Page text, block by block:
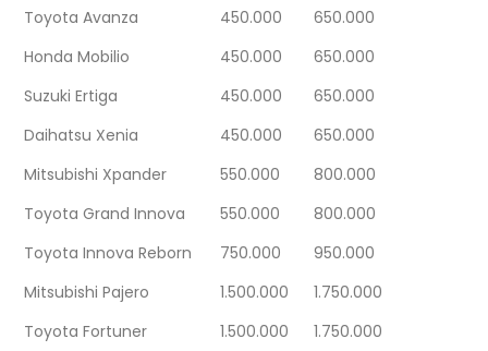
Toyota Avanza
450.000
650.000
Honda Mobilio
450.000
650.000
Suzuki Ertiga
450.000
650.000
Daihatsu Xenia
450.000
650.000
Mitsubishi Xpander
550.000
800.000
Toyota Grand Innova
550.000
800.000
Toyota Innova Reborn
750.000
950.000
Mitsubishi Pajero
1.500.000
1.750.000
Toyota Fortuner
1.500.000 1.750.000